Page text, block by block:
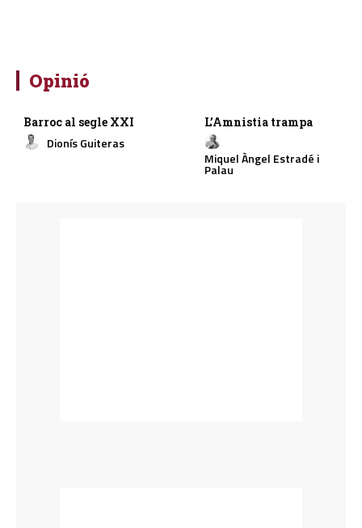
Opinió
Barroc al segle XXI
Dionís Guiteras
L’Amnistia trampa
Miquel Àngel Estradé i
Palau